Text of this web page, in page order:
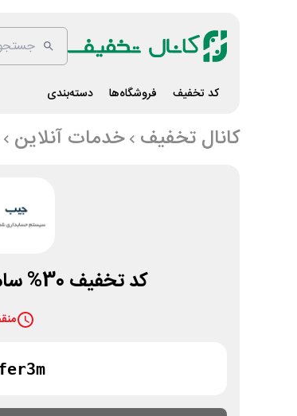
کد تخفیف فروشگاه‌ها دسته‌بندی
کانال تخفیف خدمات آنلاین
کد تخفیف 30% سامانه حسابداری جیب